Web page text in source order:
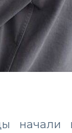
начали